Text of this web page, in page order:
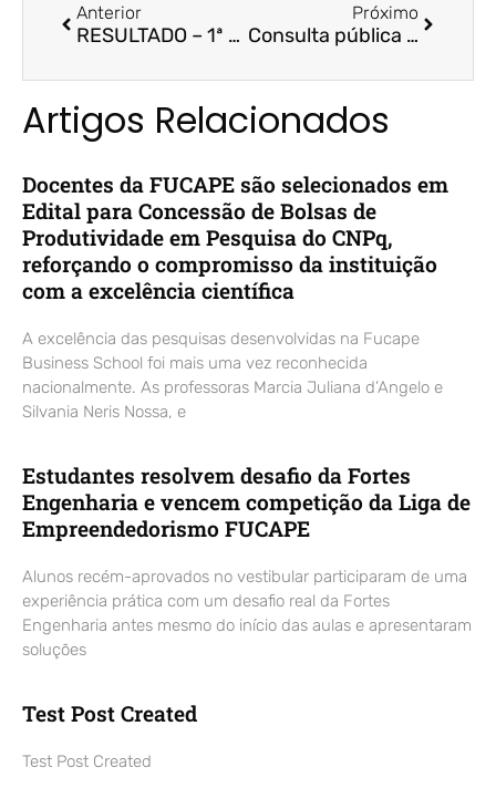
Anterior
RESULTADO – 1ª Etapa no Processo Seletivo 2021: Mestrado em Gestão Escolar
Próximo
Consulta pública de diploma da graduação
Artigos Relacionados
Docentes da FUCAPE são selecionados em
Edital para Concessão de Bolsas de
Produtividade em Pesquisa do CNPq,
reforçando o compromisso da instituição
com a excelência científica
A excelência das pesquisas desenvolvidas na Fucape
Business School foi mais uma vez reconhecida
nacionalmente. As professoras Marcia Juliana d’Angelo e
Silvania Neris Nossa, e
Estudantes resolvem desafio da Fortes
Engenharia e vencem competição da Liga de
Empreendedorismo FUCAPE
Alunos recém-aprovados no vestibular participaram de uma
experiência prática com um desafio real da Fortes
Engenharia antes mesmo do início das aulas e apresentaram
soluções
Test Post Created
Test Post Created